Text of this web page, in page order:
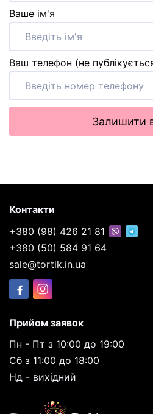
Ваше ім'я
Ваш телефон (не
Залишити
Контакти
+380 (98) 426 21 81
+380 (50) 584 91 64
sale@tortik.in.ua
Прийом заявок
Пн - Пт з 10:00 до 19:00
Сб з 11:00 до 18:00
Нд - вихідний